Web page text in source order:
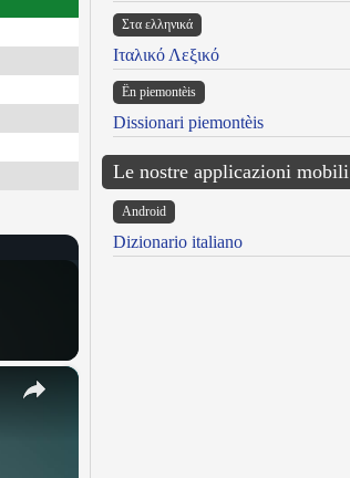
×
Στα ελληνικά
Ιταλικό Λεξικό
Ën piemontèis
Dissionari piemontèis
Le nostre applicazioni mobili
Android
Dizionario italiano